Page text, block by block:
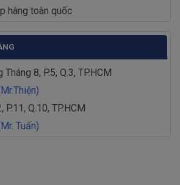
hàng toàn quốc
8, P.5, Q.3, TP.HCM
Q.10, TP.HCM
Tuấn)